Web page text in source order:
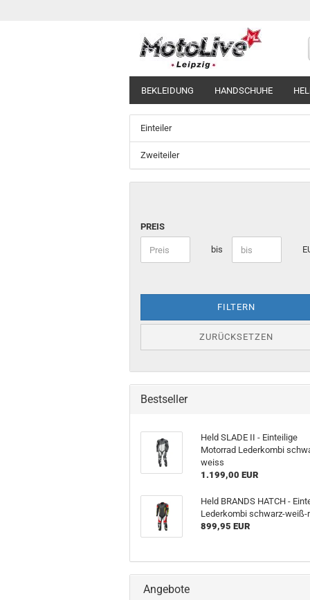
BEKLEIDUNG HANDSCHUHE
Einteiler
Zweiteiler
PREIS
bis
FILTERN
ZURÜCKSETZEN
Bestseller
Held SLADE II - Einteilige
Motorrad Lederkombi
weiss
1.199,00 EUR
Held BRANDS HATCH -
Lederkombi schwarz-weiß-
899,95 EUR
Angebote